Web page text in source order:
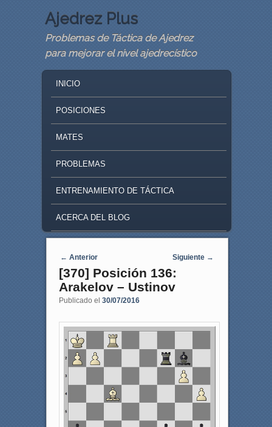
Ajedrez Plus
Problemas de Táctica de Ajedrez
para mejorar el nivel ajedrecístico
SKIP TO PRIMARY CONTENT
SKIP TO SECONDARY CONTENT
INICIO
POSICIONES
MATES
PROBLEMAS
ENTRENAMIENTO DE TÁCTICA
ACERCA DEL BLOG
Navegaci�n de entradas
← Anterior Siguiente →
[370] Posición 136:
Arakelov – Ustinov
Publicado el 30/07/2016